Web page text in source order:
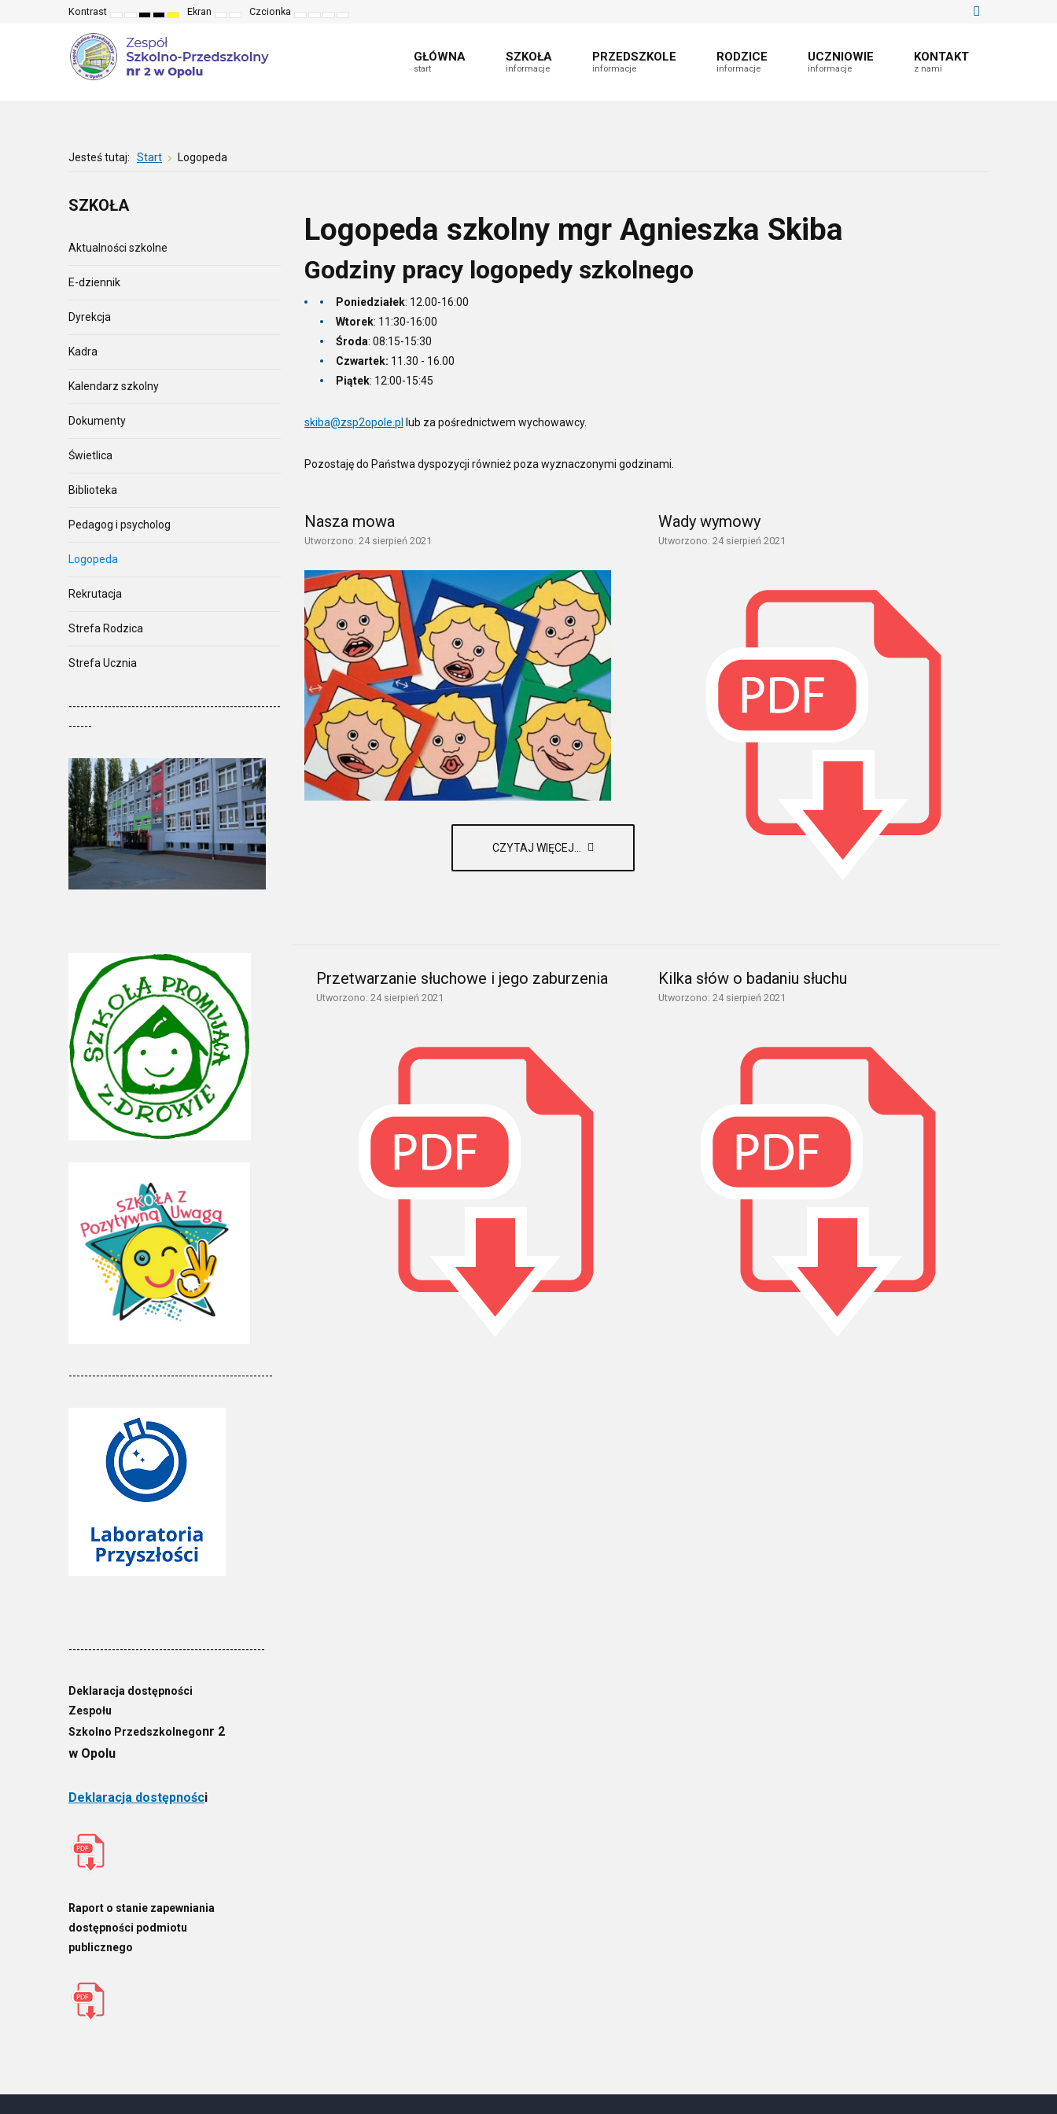
Kontrast
Default
NightHigh
black
white
mode
High
black
yellow
mode
High
mode
Ekran
FixedWide
Czcionka
SetSetMake
Set
GŁÓWNA
start
SZKOŁA
informacje
PRZEDSZKOLE
informacje
RODZICE
informacje
UCZNIOWIE
informacje
KONTAKT
z nami
Jesteś tutaj: Start Logopeda
Logopeda szkolny mgr Agnieszka Skiba
Godziny pracy logopedy szkolnego
Poniedziałek: 12.00-16:00
Wtorek: 11:30-16:00
Środa: 08:15-15:30
Czwartek: 11.30 - 16.00
Piątek: 12:00-15:45
skiba@zsp2opole.pl lub za pośrednictwem wychowawcy.
Pozostaję do Państwa dyspozycji również poza wyznaczonymi godzinami.
Nasza mowa
Utworzono: 24 sierpień 2021
CZYTAJ WIĘCEJ...
Wady wymowy
Utworzono: 24 sierpień 2021
Przetwarzanie słuchowe i jego zaburzenia
Utworzono: 24 sierpień 2021
Kilka słów o badaniu słuchu
Utworzono: 24 sierpień 2021
SZKOŁA
Aktualności szkolne
E-dziennik
Dyrekcja
Kadra
Kalendarz szkolny
Dokumenty
Świetlica
Biblioteka
Pedagog i psycholog
Logopeda
Rekrutacja
Strefa Rodzica
Strefa Ucznia
------------------------------------------------------
------
----------------------------------------------------
--------------------------------------------------
Deklaracja dostępności
Zespołu
Szkolno Przedszkolnegonr 2
w Opolu
Deklaracja dostępności
Raport o stanie zapewniania
dostępności podmiotu
publicznego